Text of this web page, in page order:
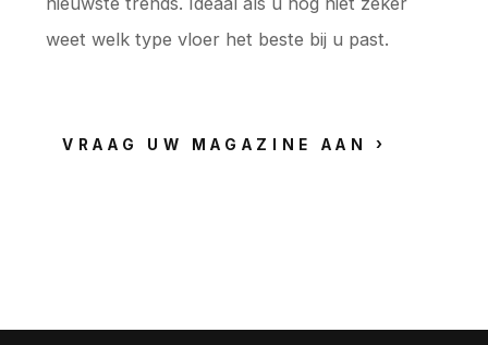
weet welk type vloer het beste bij u past.
VRAAG UW MAGAZINE AAN